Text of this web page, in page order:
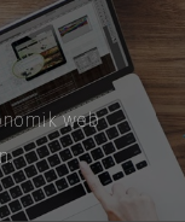
web